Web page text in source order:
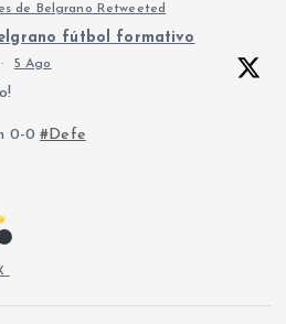
de Belgrano Retweeted
fútbol formativo
· 5 Ago
0-0#Defe